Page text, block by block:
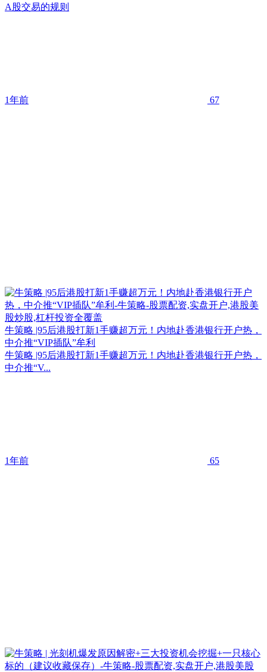
A股交易的规则
1年前 67
牛策略 |95后港股打新1手赚超万元！内地赴香港银行开户热，
中介推“VIP插队”牟利
牛策略 |95后港股打新1手赚超万元！内地赴香港银行开户热，
中介推“V...
1年前 65